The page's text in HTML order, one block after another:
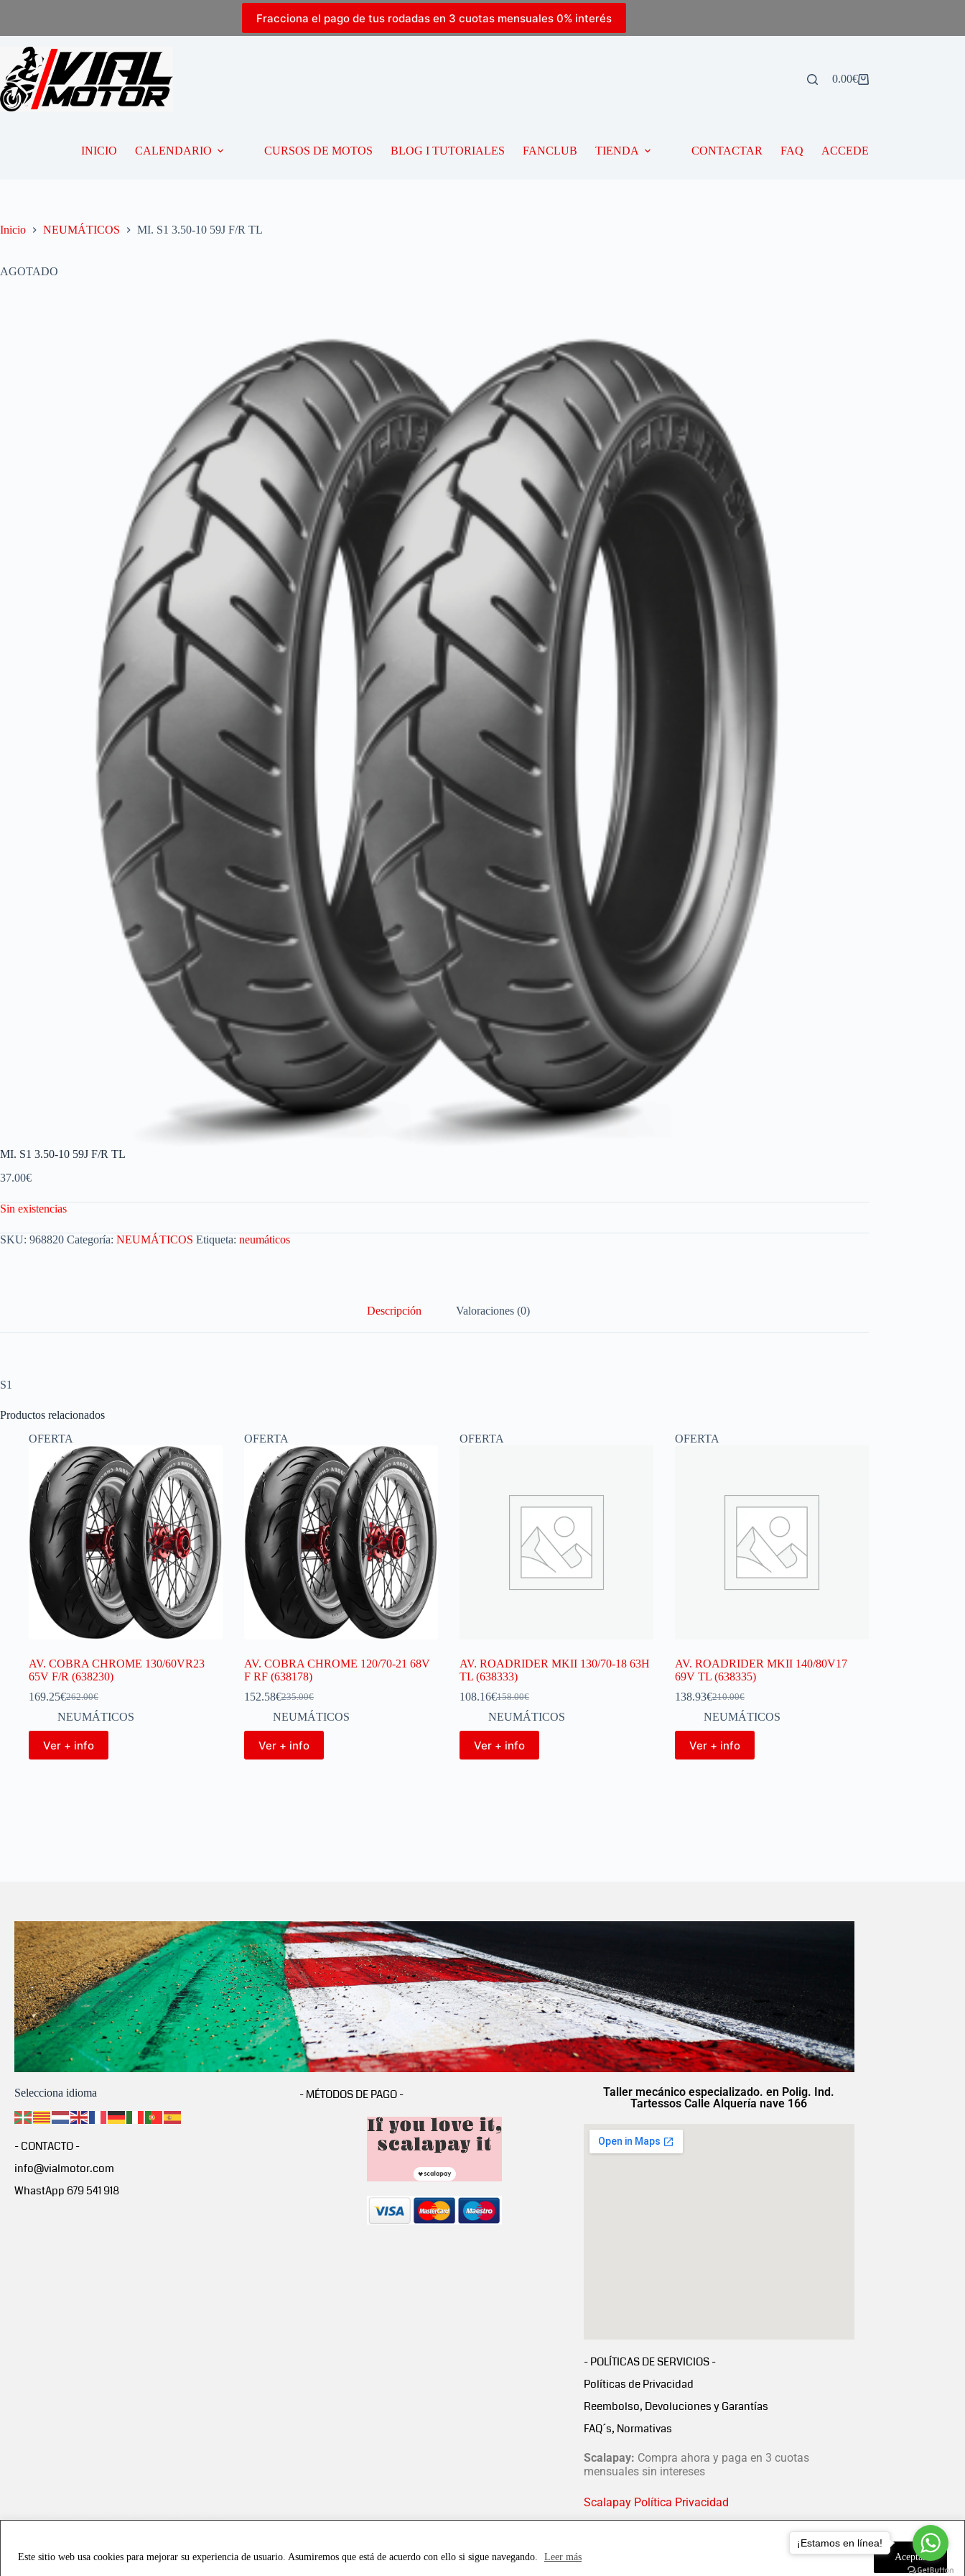
Este sitio web usa cookies para mejorar su experiencia de usuario. Asumiremos que está de acuerdo con ello si sigue navegando. Leer más Aceptar
Fracciona el pago de tus rodadas en 3 cuotas mensuales 0% interés
0.00€
INICIO CALENDARIO CURSOS DE MOTOS BLOG I TUTORIALES FANCLUB TIENDA CONTACTAR FAQ ACCEDE
Inicio NEUMÁTICOS MI. S1 3.50-10 59J F/R TL
AGOTADO
MI. S1 3.50-10 59J F/R TL
37.00€
Sin existencias
SKU: 968820 Categoría: NEUMÁTICOS Etiqueta: neumáticos
Descripción Valoraciones (0)
S1
Productos relacionados
OFERTA
AV. COBRA CHROME 130/60VR23
65V F/R (638230)
262.00€
169.25€
NEUMÁTICOS
Ver + info
OFERTA
AV. COBRA CHROME 120/70-21 68V
F RF (638178)
235.00€
152.58€
NEUMÁTICOS
Ver + info
OFERTA
AV. ROADRIDER MKII 130/70-18 63H
TL (638333)
158.00€
108.16€
NEUMÁTICOS
Ver + info
OFERTA
AV. ROADRIDER MKII 140/80V17
69V TL (638335)
210.00€
138.93€
NEUMÁTICOS
Ver + info
Selecciona idioma
- CONTACTO -
info@vialmotor.com
WhastApp 679 541 918
- MÉTODOS DE PAGO -
Taller mecánico especializado. en Polig. Ind.
Tartessos Calle Alquería nave 166
- POLÍTICAS DE SERVICIOS -
Políticas de Privacidad
Reembolso, Devoluciones y Garantías
FAQ´s, Normativas
Scalapay: Compra ahora y paga en 3 cuotas
mensuales sin intereses
Scalapay Política Privacidad
¡Estamos en línea!